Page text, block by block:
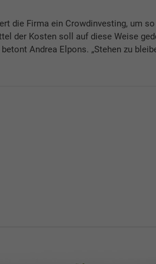
die Firma ein Crowdinvesting, um
der Kosten soll auf diese Weise
Andrea Elpons. „Stehen zu